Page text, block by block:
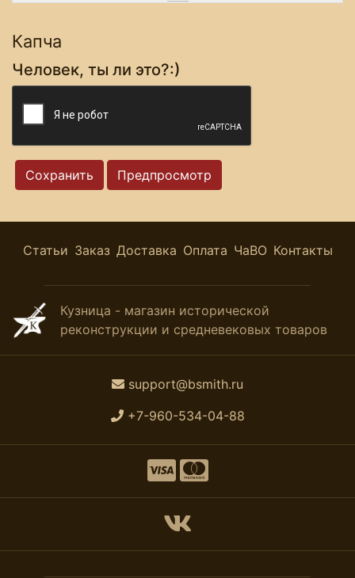
Капча
Человек, ты ли это?:)
Статьи Заказ Доставка Оплата ЧаВО Контакты
Кузница - магазин исторической
реконструкции и средневековых товаров
support@bsmith.ru
+7-960-534-04-88